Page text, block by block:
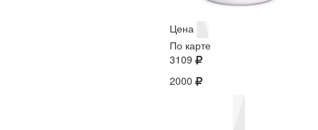
Цена
По карте
3109
2000